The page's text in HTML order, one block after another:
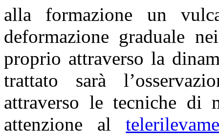
alla formazione un
deformazione graduale
proprio attraverso la
trattato sarà
attraverso le tecniche di
attenzione al